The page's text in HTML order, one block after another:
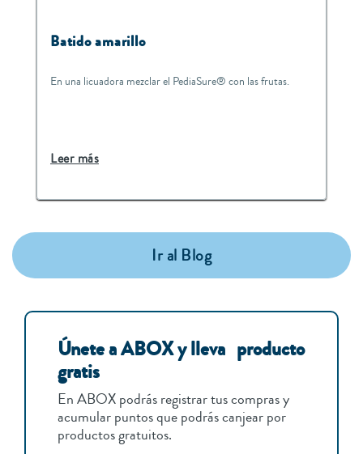
Batido amarillo
En una licuadora mezclar el PediaSure® con las frutas.
Leer más
Ir al Blog
Únete a ABOX y lleva producto
gratis
En ABOX podrás registrar tus compras y
acumular puntos que podrás canjear por
productos gratuitos.